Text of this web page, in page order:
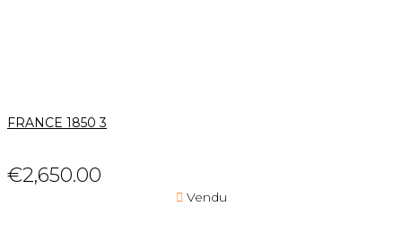
FRANCE 1850 3
€2,650.00
 Vendu